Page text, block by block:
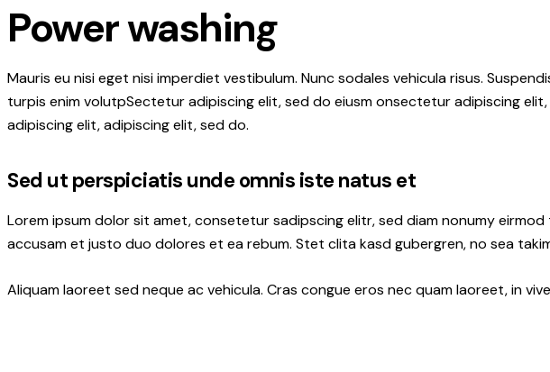
Power washing
Mauris eu nisi eget nisi imperdiet vestibulum. Nunc sodales vehicula risus.
turpis enim volutpSectetur adipiscing elit, sed do eiusm onsectetur adipiscing
adipiscing elit, adipiscing elit, sed do.
Sed ut perspiciatis unde omnis iste natus et
Lorem ipsum dolor sit amet, consetetur sadipscing elitr, sed diam nonumy
accusam et justo duo dolores et ea rebum. Stet clita kasd gubergren, no sea
Aliquam laoreet sed neque ac vehicula. Cras congue eros nec quam laoreet, in